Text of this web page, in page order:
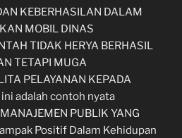
KEBERHASILAN DALAM
MOBIL DINAS
TIDAK HERYA BERHASIL
TETAPI MUGA
PELAYANAN KEPADA
adalah contoh nyata
PUBLIK YANG
Positif Dalam Kehidupan